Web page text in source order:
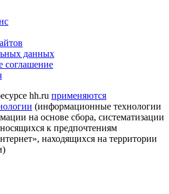
данных
соглашение
hh.ru применяются
(информационные технологии
на основе сбора, систематизации
к предпочтениям
находящихся на территории